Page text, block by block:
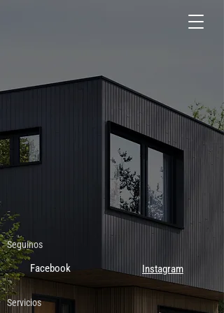
Seguinos
Facebook Instagram
Servicios